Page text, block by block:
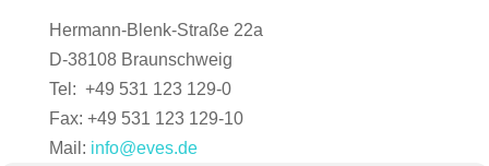
Hermann-Blenk-Straße 22a
D-38108 Braunschweig
Tel: +49 531 123 129-0
Fax: +49 531 123 129-10
Mail: info@eves.de